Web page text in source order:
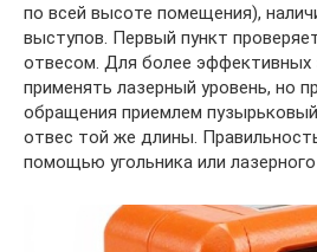
по всей высоте помещения),
выступов. Первый пункт
отвесом. Для более эффективных
применять лазерный уровень, но
обращения приемлем
отвес той же длины.
помощью угольника или лазерного